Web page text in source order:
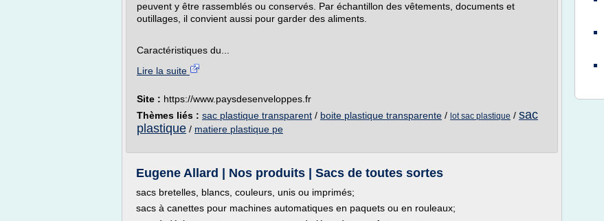
peuvent y être rassemblés ou conservés. Par échantillon des vêtements, documents et
outillages, il convient aussi pour garder des aliments.
Caractéristiques du...
Lire la suite
Site : https://www.paysdesenveloppes.fr
Thèmes liés : sac plastique transparent / boite plastique transparente / lot sac plastique / sac
plastique / matiere plastique pe
Eugene Allard | Nos produits | Sacs de toutes sortes
sacs bretelles, blancs, couleurs, unis ou imprimés;
sacs à canettes pour machines automatiques en paquets ou en rouleaux;